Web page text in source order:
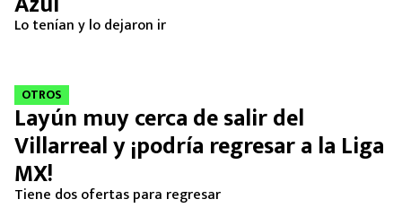
Lo tenían y lo dejaron ir
OTROS
Layún muy cerca de salir del
Villarreal y ¡podría regresar a la Liga
MX!
Tiene dos ofertas para regresar